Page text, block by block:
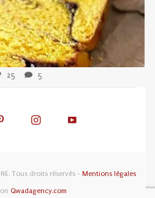
25 5
Tous droits réservés - Mentions légales
Qwadagency.com